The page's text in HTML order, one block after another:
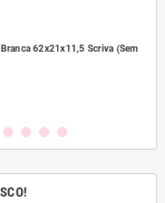
62x21x11,5 Scriva (Sem